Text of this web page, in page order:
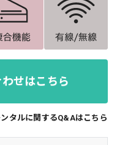
せはこちら
ンタルに関するQ&Aはこちら